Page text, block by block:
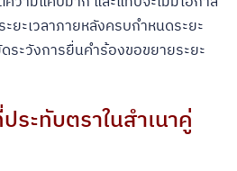
ยะเวลาภายหลังครบกำหนดระยะ
ระวังการยื่นคำร้องขอขยายระยะ
ระทับตราในสำเนาคู่